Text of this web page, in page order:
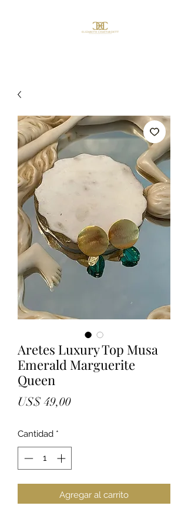
Aretes Luxury Top Musa
Emerald Marguerite
Queen
US$ 49,00Precio
Cantidad *
Agregar al carrito